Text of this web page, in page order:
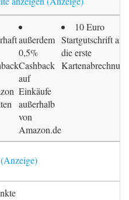
außerdem
0,5%
Cashback
auf
Einkäufe
außerhalb
von
Amazon.de
10 Euro
Startgutschrift auf
die erste
Kartenabrechnung